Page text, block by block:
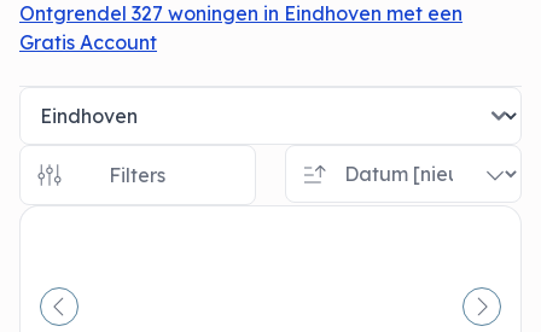
Ontgrendel 327 woningen in Eindhoven met een
Gratis Account
Filters
Vorige